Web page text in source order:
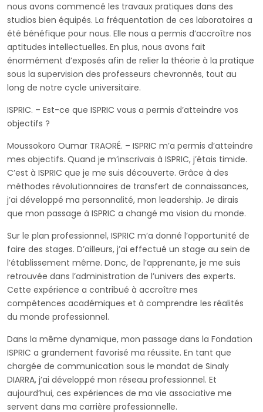
nous avons commencé les travaux pratiques dans des
studios bien équipés. La fréquentation de ces laboratoires a
été bénéfique pour nous. Elle nous a permis d’accroître nos
aptitudes intellectuelles. En plus, nous avons fait
énormément d’exposés afin de relier la théorie à la pratique
sous la supervision des professeurs chevronnés, tout au
long de notre cycle universitaire.
ISPRIC. – Est-ce que ISPRIC vous a permis d’atteindre vos
objectifs ?
Moussokoro Oumar TRAORÉ. – ISPRIC m’a permis d’atteindre
mes objectifs. Quand je m’inscrivais à ISPRIC, j’étais timide.
C’est à ISPRIC que je me suis découverte. Grâce à des
méthodes révolutionnaires de transfert de connaissances,
j’ai développé ma personnalité, mon leadership. Je dirais
que mon passage à ISPRIC a changé ma vision du monde.
Sur le plan professionnel, ISPRIC m’a donné l’opportunité de
faire des stages. D’ailleurs, j’ai effectué un stage au sein de
l’établissement même. Donc, de l’apprenante, je me suis
retrouvée dans l’administration de l’univers des experts.
Cette expérience a contribué à accroître mes
compétences académiques et à comprendre les réalités
du monde professionnel.
Dans la même dynamique, mon passage dans la Fondation
ISPRIC a grandement favorisé ma réussite. En tant que
chargée de communication sous le mandat de Sinaly
DIARRA, j’ai développé mon réseau professionnel. Et
aujourd’hui, ces expériences de ma vie associative me
servent dans ma carrière professionnelle.